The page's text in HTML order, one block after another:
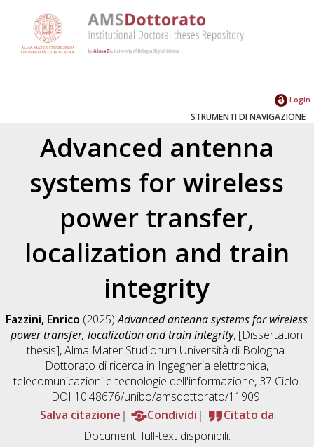
Login
STRUMENTI DI NAVIGAZIONE
Advanced antenna
systems for wireless
power transfer,
localization and train
integrity
Fazzini, Enrico (2025)Advanced antenna systems for wireless
power transfer, localization and train integrity, [Dissertation
thesis], Alma Mater Studiorum Università di Bologna.
Dottorato di ricerca in Ingegneria elettronica,
telecomunicazioni e tecnologie dell'informazione, 37 Ciclo.
DOI 10.48676/unibo/amsdottorato/11909.
Salva citazione
Condividi
Citato da
Documenti full-text disponibili: